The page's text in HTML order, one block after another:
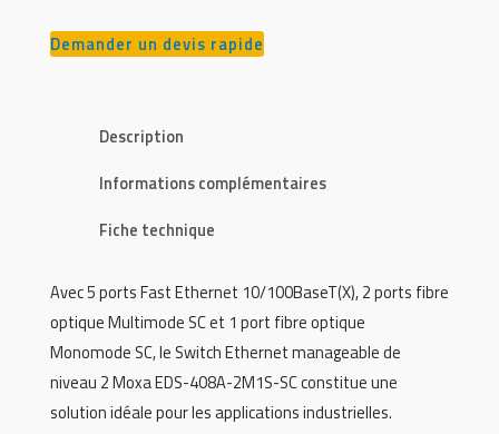
Demander un devis rapide
Description
Informations complémentaires
Fiche technique
Avec 5 ports Fast Ethernet 10/100BaseT(X), 2 ports fibre
optique Multimode SC et 1 port fibre optique
Monomode SC, le Switch Ethernet manageable de
niveau 2 Moxa EDS-408A-2M1S-SC constitue une
solution idéale pour les applications industrielles.